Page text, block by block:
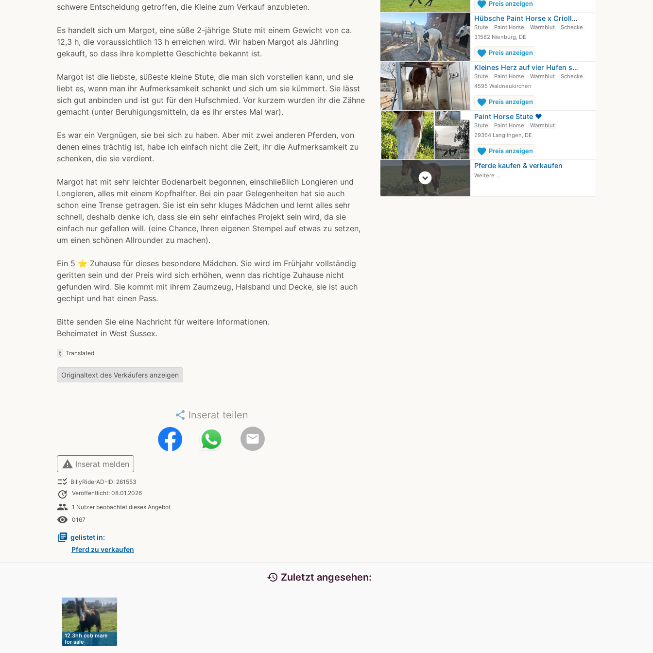
favorite Preis anzeigen
Hübsche Paint Horse x Criollo Mix…
Stute Paint Horse Warmblut
Schecke
31582 Nienburg, DE
favorite Preis anzeigen
Kleines Herz auf vier Hufen sucht…
Stute Paint Horse Warmblut
Schecke
4595 Waldneukirchen
favorite Preis anzeigen
Paint Horse Stute ❤️
Stute Paint Horse
Warmblut
29364 Langlingen, DE
favorite Preis anzeigen
expand_circle_down
Pferde kaufen & verkaufen
Weitere ...
schwere Entscheidung getroffen, die Kleine zum Verkauf anzubieten.
Es handelt sich um Margot, eine süße 2-jährige Stute mit einem Gewicht von ca.
12,3 h, die voraussichtlich 13 h erreichen wird. Wir haben Margot als Jährling
gekauft, so dass ihre komplette Geschichte bekannt ist.
Margot ist die liebste, süßeste kleine Stute, die man sich vorstellen kann, und sie
liebt es, wenn man ihr Aufmerksamkeit schenkt und sich um sie kümmert. Sie lässt
sich gut anbinden und ist gut für den Hufschmied. Vor kurzem wurden ihr die Zähne
gemacht (unter Beruhigungsmitteln, da es ihr erstes Mal war).
Es war ein Vergnügen, sie bei sich zu haben. Aber mit zwei anderen Pferden, von
denen eines trächtig ist, habe ich einfach nicht die Zeit, ihr die Aufmerksamkeit zu
schenken, die sie verdient.
Margot hat mit sehr leichter Bodenarbeit begonnen, einschließlich Longieren und
Longieren, alles mit einem Kopfhalfter. Bei ein paar Gelegenheiten hat sie auch
schon eine Trense getragen. Sie ist ein sehr kluges Mädchen und lernt alles sehr
schnell, deshalb denke ich, dass sie ein sehr einfaches Projekt sein wird, da sie
einfach nur gefallen will. (eine Chance, Ihren eigenen Stempel auf etwas zu setzen,
um einen schönen Allrounder zu machen).
Ein 5 ⭐️ Zuhause für dieses besondere Mädchen. Sie wird im Frühjahr vollständig
geritten sein und der Preis wird sich erhöhen, wenn das richtige Zuhause nicht
gefunden wird. Sie kommt mit ihrem Zaumzeug, Halsband und Decke, sie ist auch
gechipt und hat einen Pass.
Bitte senden Sie eine Nachricht für weitere Informationen.
Beheimatet in West Sussex.
t Translated
Originaltext des Verkäufers anzeigen
share Inserat teilen
email
warning Inserat melden
checklist_rtl BillyRiderAD-ID: 261553
update Veröffentlicht: 08.01.2026
people 1 Nutzer beobachtet dieses Angebot
remove_red_eye 0167
library_books gelistet in:
Pferd zu verkaufen
history Zuletzt angesehen:
12.3hh cob mare
for sale